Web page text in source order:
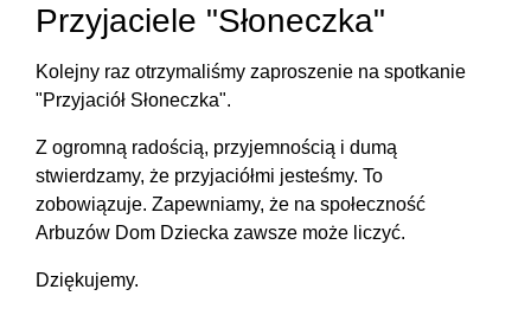
Przyjaciele "Słoneczka"
Kolejny raz otrzymaliśmy zaproszenie na spotkanie
"Przyjaciół Słoneczka".
Z ogromną radością, przyjemnością i dumą
stwierdzamy, że przyjaciółmi jesteśmy. To
zobowiązuje. Zapewniamy, że na społeczność
Arbuzów Dom Dziecka zawsze może liczyć.
Dziękujemy.